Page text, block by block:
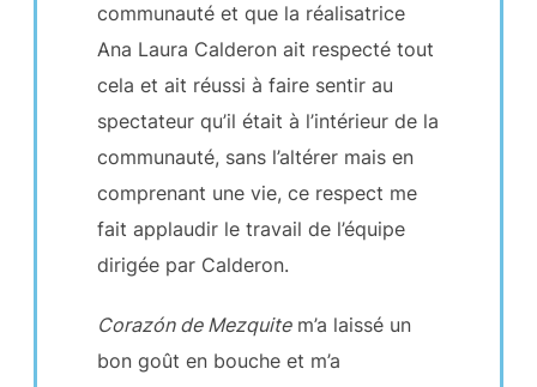
communauté et que la réalisatrice
Ana Laura Calderon ait respecté tout
cela et ait réussi à faire sentir au
spectateur qu’il était à l’intérieur de la
communauté, sans l’altérer mais en
comprenant une vie, ce respect me
fait applaudir le travail de l’équipe
dirigée par Calderon.
Corazón de Mezquitem’a laissé un
bon goût en bouche et m’a